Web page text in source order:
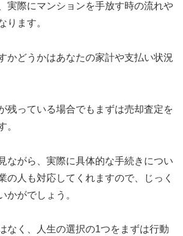
実際にマンションを手放す時の流れや
ります。
かどうかはあなたの家計や支払い状況
残っている場合でもまずは売却査定を
。
ながら、実際に具体的な手続きについ
の人も対応してくれますので、じっく
かがでしょう。
なく、人生の選択の1つをまずは行動